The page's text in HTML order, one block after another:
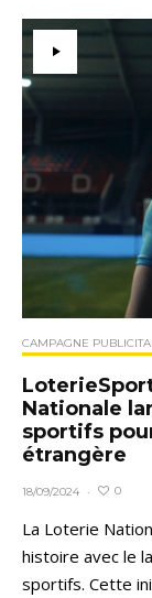
CAMPAGNE
Nationale
sportifs
étrangère
18/09/2024 · 0
La Loterie
histoire avec le
sportifs. Cette